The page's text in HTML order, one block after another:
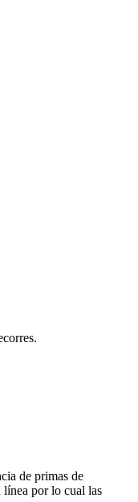
de primas de
línea por lo cual las